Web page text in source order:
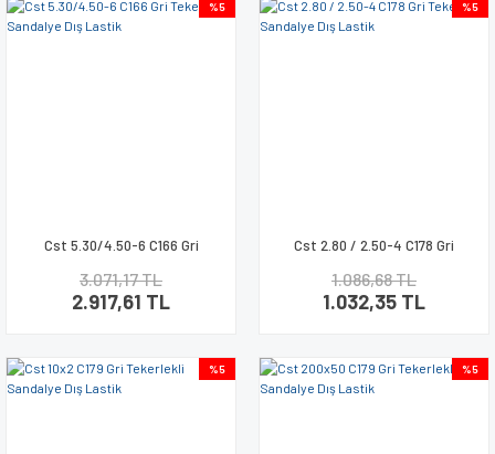
%5
Cst 5.30/4.50-6 C166 Gri
3.071,17 TL
2.917,61 TL
%5
Cst 2.80 / 2.50-4 C178 Gri
1.086,68 TL
1.032,35 TL
%5 %5